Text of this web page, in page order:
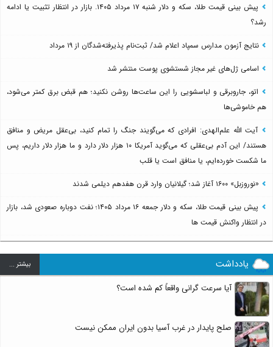
پیش بینی قیمت طلا، سکه و دلار شنبه ۱۷ مرداد ۱۴۰۵. بازار در انتظار تثبیت یا ادامه
رشد؟
نتایج آزمون مدارس سمپاد اعلام شد/ ثبت‌نام پذیرفته‌شدگان از ۱۹ مرداد
اسامی ژل‌های غیر مجاز شستشوی پوست منتشر شد
اتو، جاروبرقی و لباسشویی را این ساعت‌ها روشن نکنید؛ هم قبض برق کمتر می‌شود،
هم خاموشی‌ها
آیت الله علم‌الهدی: افرادی که می‌گویند جنگ را تمام کنید، بی‌عقل مریض و منافق
هستند/ این آدم بی‌عقلی که می‌گوید آمریکا ۱۰ هزار دلار دارد و ما هزار دلار داریم، پس
ما شکست خورده‌ایم، یا منافق است یا قلب
«نوروزبل» ۱۶۰۰ آغاز شد؛ گیلانیان وارد قرن هفدهم دیلمی شدند
پیش بینی قیمت طلا، سکه و دلار جمعه ۱۶ مرداد ۱۴۰۵؛ نفت دوباره صعودی شد، بازار
در انتظار واکنش قیمت ها
یادداشت بيشتر ...
آیا سرعت گرانی واقعاً کم شده است؟
صلح پایدار در غرب آسیا بدون ایران ممکن نیست